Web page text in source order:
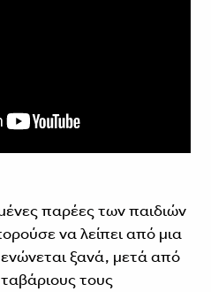
παρέες των παιδιών
να λείπει από μια
ξανά, μετά από
τους